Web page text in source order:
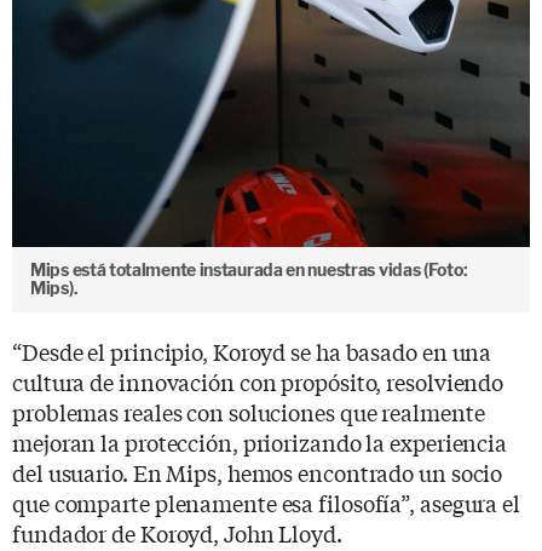
Mips está totalmente instaurada en nuestras vidas (Foto:
Mips).
“Desde el principio, Koroyd se ha basado en una
cultura de innovación con propósito, resolviendo
problemas reales con soluciones que realmente
mejoran la protección, priorizando la experiencia
del usuario. En Mips, hemos encontrado un socio
que comparte plenamente esa filosofía”, asegura el
fundador de Koroyd, John Lloyd.